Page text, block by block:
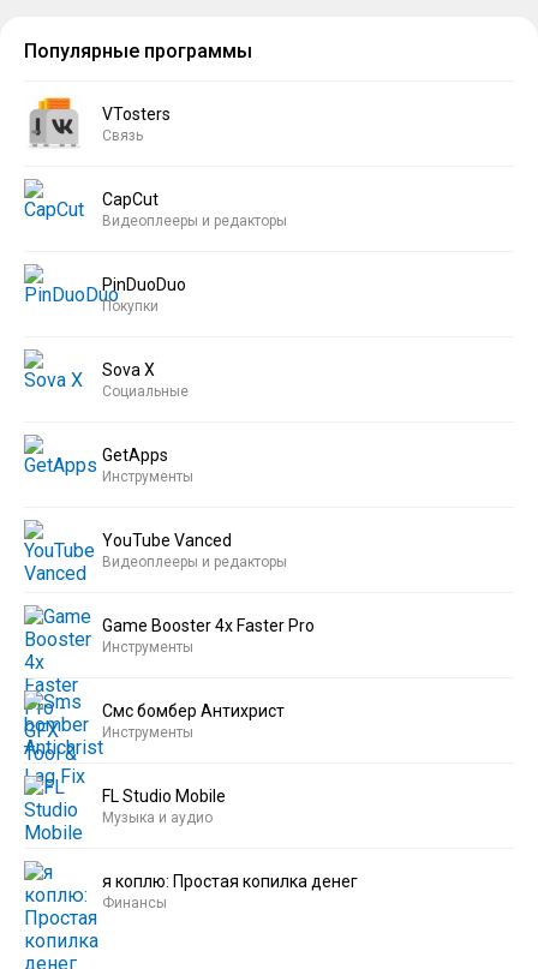
Популярные программы
VTosters
Связь
CapCut
Видеоплееры и редакторы
PinDuoDuo
Покупки
Sova X
Социальные
GetApps
Инструменты
YouTube Vanced
Видеоплееры и редакторы
Game Booster 4x Faster Pro
Инструменты
Смс бомбер Антихрист
Инструменты
FL Studio Mobile
Музыка и аудио
я коплю: Простая копилка денег
Финансы